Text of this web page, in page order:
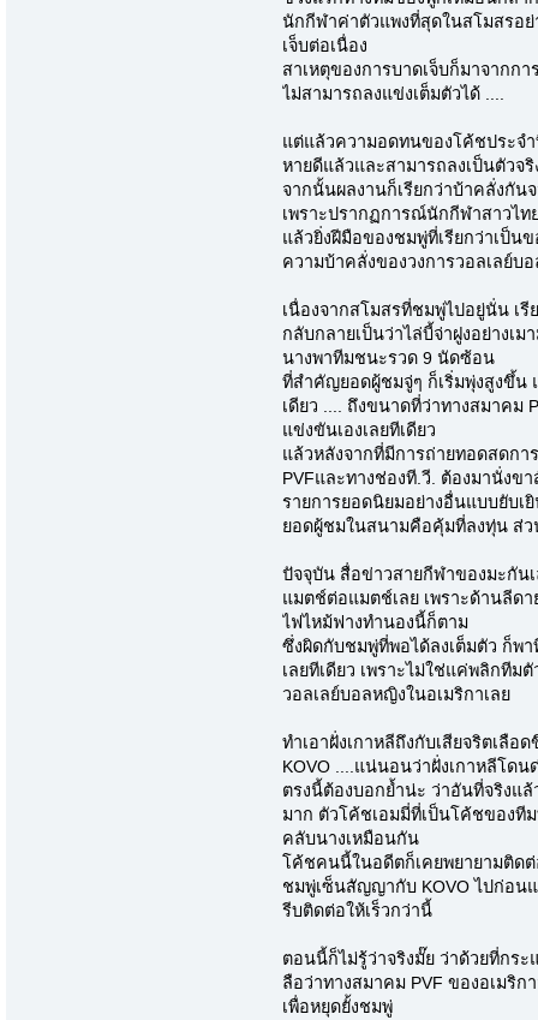
นักกีฬาค่าตัวแพงที่สุดในสโมสรอ
เจ็บต่อเนื่อง
สาเหตุของการบาดเจ็บก็มาจากก
ไม่สามารถลงแข่งเต็มตัวได้ ....
แต่แล้วความอดทนของโค้ชประจ
หายดีแล้วและสามารถลงเป็นตัวจ
จากนั้นผลงานก็เรียกว่าบ้าคลั่งกัน
เพราะปรากฏการณ์นักกีฬาสาวไ
แล้วยิ่งฝีมือของชมพู่ที่เรียกว่าเป็น
ความบ้าคลั่งของวงการวอลเลย์บ
เนื่องจากสโมสรที่ชมพู่ไปอยู่นั่น เ
กลับกลายเป็นว่าไล่บี้จ่าฝูงอย่างเ
นางพาทีมชนะรวด 9 นัดซ้อน
ที่สำคัญยอดผู้ชมจู่ๆ ก็เริ่มพุ่งสูงขึ้น
เดียว .... ถึงขนาดที่ว่าทางสมาคม
แข่งขันเองเลยทีเดียว
แล้วหลังจากที่มีการถ่ายทอดสดก
PVFและทางช่องที.วี. ต้องมานั่งข
รายการยอดนิยมอย่างอื่นแบบยับเ
ยอดผู้ชมในสนามคือคุ้มที่ลงทุ่น ส่
ปัจจุบัน สื่อข่าวสายกีฬาของมะกัน
แมตช์ต่อแมตช์เลย เพราะด้านลีด
ไฟไหม้ฟางทำนองนี้ก็ตาม
ซึ่งผิดกับชมพู่ที่พอได้ลงเต็มตัว ก็พ
เลยทีเดียว เพราะไม่ใช่แค่พลิกทีม
วอลเลย์บอลหญิงในอเมริกาเลย
ทำเอาฝั่งเกาหลีถึงกับเสียจริตเลื
KOVO ....แน่นอนว่าฝั่งเกาหลีโด
ตรงนี้ต้องบอกย้ำน่ะ ว่าอันที่จริงแ
มาก ตัวโค้ชเอมมี่ที่เป็นโค้ชของที
คลับนางเหมือนกัน
โค้ชคนนี้ในอดีตก็เคยพยายามติ
ชมพู่เซ็นสัญญากับ KOVO ไปก่อนแ
รีบติดต่อให้เร็วกว่านี้
ตอนนี้ก็ไม่รู้ว่าจริงมั๊ย ว่าด้วยที่กร
ลือว่าทางสมาคม PVF ของอเมริ
เพื่อหยุดยั้งชมพู่